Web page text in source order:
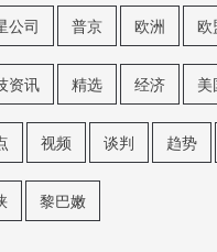
公司 普京 欧洲 欧
资讯 精选 经济 美
视频 谈判 趋势
黎巴嫩